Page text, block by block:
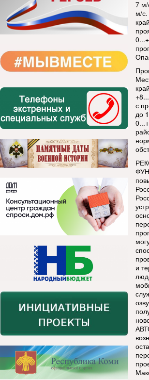
7 м/
м/
с
до
и